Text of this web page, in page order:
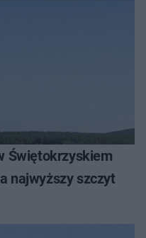
Świętokrzyskiem
najwyższy szczyt